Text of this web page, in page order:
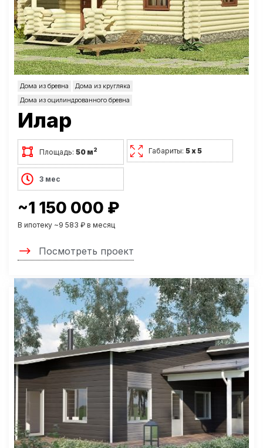
Дома из бревна
Дома из кругляка
Дома из оцилиндрованного бревна
Илар
Площадь: 50 м2 Габариты:5 х 5
3 мес
~1 150 000 ₽
В ипотеку ~9 583 ₽ в месяц
Посмотреть проект